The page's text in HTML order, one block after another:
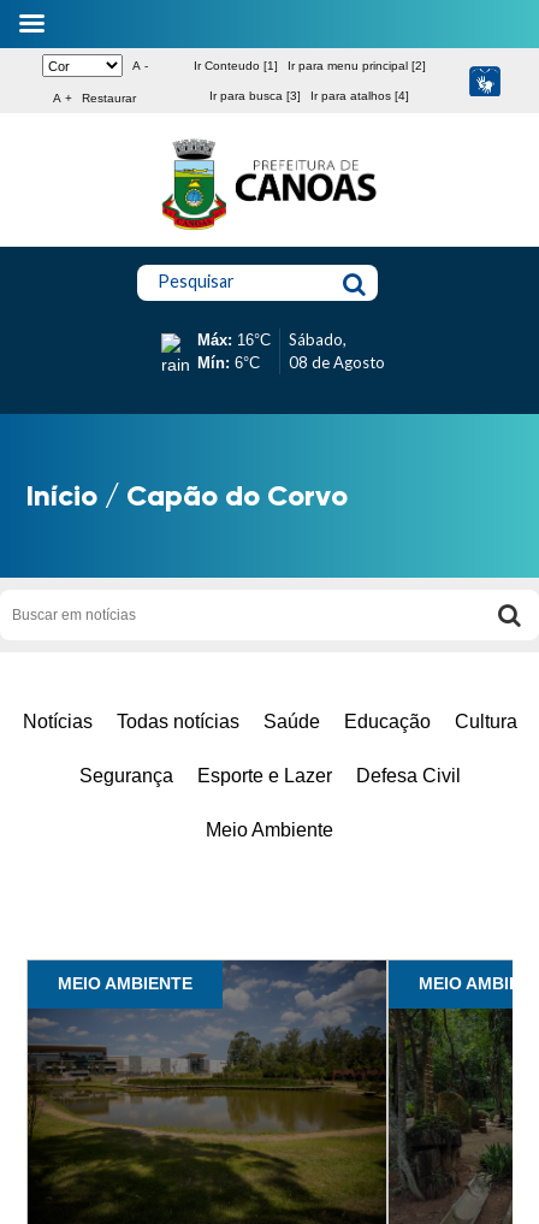
A -
A + Restaurar
Ir Conteudo [1] Ir para menu principal [2]
Ir para busca [3] Ir para atalhos [4]
Pesquisar
Máx: 16°C
Mín: 6°C
Sábado,
08 de Agosto
Início / Capão do Corvo
Notícias Todas notícias Saúde Educação Cultura
Segurança Esporte e Lazer Defesa Civil
Meio Ambiente
MEIO AMBIENTE MEIO